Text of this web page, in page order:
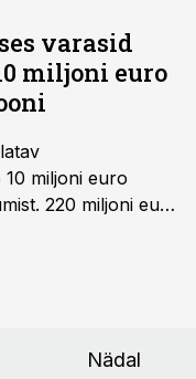
varasid
miljoni euro
miljoni euro
220 miljoni euro
Nädal